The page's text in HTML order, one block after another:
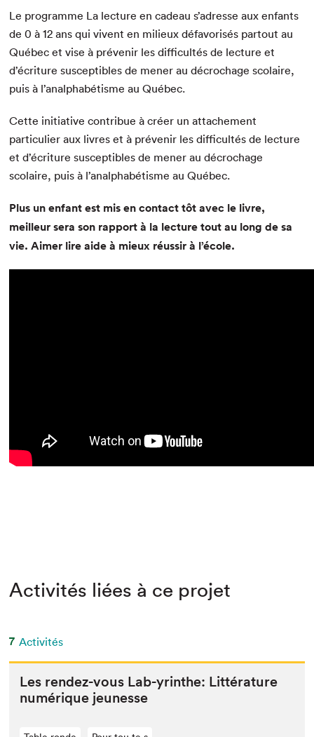
Le programme La lecture en cadeau s’adresse aux enfants
de 0 à 12 ans qui vivent en milieux défavorisés partout au
Québec et vise à prévenir les difficultés de lecture et
d’écriture susceptibles de mener au décrochage scolaire,
puis à l’analphabétisme au Québec.
Cette initiative contribue à créer un attachement
particulier aux livres et à prévenir les difficultés de lecture
et d’écriture susceptibles de mener au décrochage
scolaire, puis à l’analphabétisme au Québec.
Plus un enfant est mis en contact tôt avec le livre,
meilleur sera son rapport à la lecture tout au long de sa
vie. Aimer lire aide à mieux réussir à l’école.
Activités liées à ce projet
7 Activités
Les ren­dez-vous Lab-yrinthe: Lit­téra­ture
numérique jeunesse